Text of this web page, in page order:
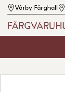
Vårby Färghall